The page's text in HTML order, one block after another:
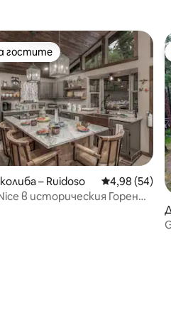
5, 20 отзива
гостите
гостите
– Ruidoso Средна
4,98 (54)
в историческия Горен